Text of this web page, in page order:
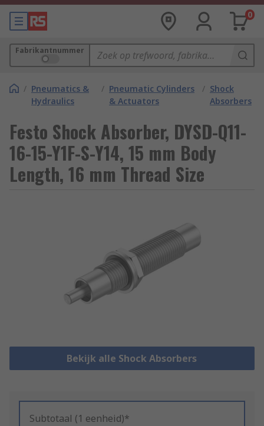
0
Fabrikantnummer
/ Pneumatics &
Hydraulics
/ Pneumatic Cylinders
& Actuators
/ Shock
Absorbers
Festo Shock Absorber, DYSD-Q11-
16-15-Y1F-S-Y14, 15 mm Body
Length, 16 mm Thread Size
Bekijk alle Shock Absorbers
Subtotaal (1 eenheid)*